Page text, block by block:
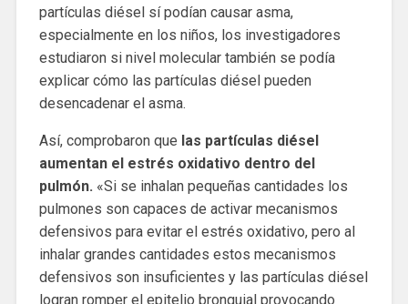
partículas diésel sí podían causar asma,
especialmente en los niños, los investigadores
estudiaron si nivel molecular también se podía
explicar cómo las partículas diésel pueden
desencadenar el asma.
Así, comprobaron que las partículas diésel
aumentan el estrés oxidativo dentro del
pulmón. «Si se inhalan pequeñas cantidades los
pulmones son capaces de activar mecanismos
defensivos para evitar el estrés oxidativo, pero al
inhalar grandes cantidades estos mecanismos
defensivos son insuficientes y las partículas diésel
logran romper el epitelio bronquial provocando